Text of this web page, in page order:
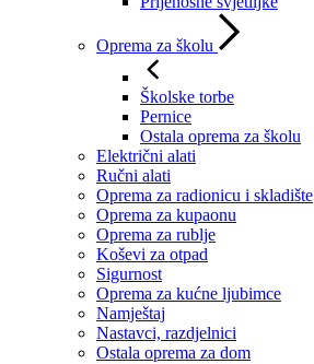
Oprema za školu
Školske torbe
Pernice
Ostala oprema za školu
Električni alati
Ručni alati
Oprema za radionicu i skladište
Oprema za kupaonu
Oprema za rublje
Koševi za otpad
Sigurnost
Oprema za kućne ljubimce
Namještaj
Nastavci, razdjelnici
Ostala oprema za dom